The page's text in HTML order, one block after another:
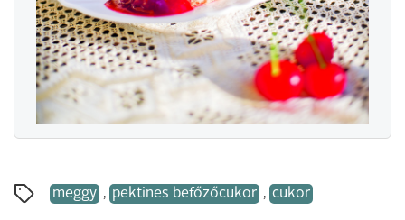
meggy , pektines befőzőcukor , cukor